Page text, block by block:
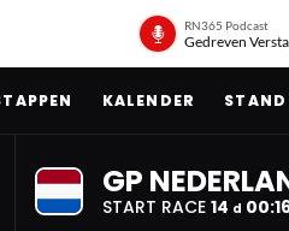
RN365 Podcast
Gedreven
KALENDER STAND
GP
START RACE 14 d 00: